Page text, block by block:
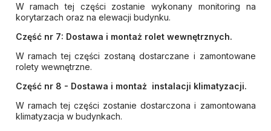
W ramach tej części zostanie wykonany monitoring na
korytarzach oraz na elewacji budynku.
Część nr 7: Dostawa i montaż rolet wewnętrznych.
W ramach tej części zostaną dostarczane i zamontowane
rolety wewnętrzne.
Część nr 8 - Dostawa i montaż instalacji klimatyzacji.
W ramach tej części zostanie dostarczona i zamontowana
klimatyzacja w budynkach.